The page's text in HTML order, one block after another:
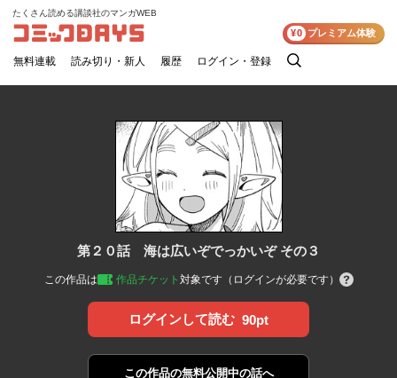
コミックDAYS
たくさん読める講談社のマンガWEB
無料連載 読み切り・新人 履歴 ログイン・登録
検
¥0 プレミアム体験
第２０話 海は広いぞでっかいぞ その３
この作品は 作品チケット 対象です（ログインが必要です）
ログインして読む 90pt
この作品の無料公開中の話へ